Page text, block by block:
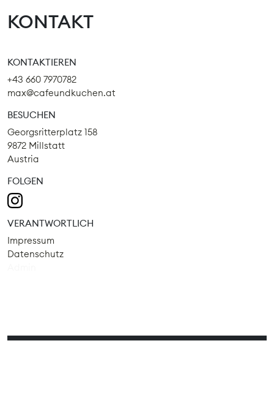
KONTAKT
KONTAKTIEREN
+43 660 7970782
max@cafeundkuchen.at
BESUCHEN
Georgsritterplatz 158
9872 Millstatt
Austria
FOLGEN
VERANTWORTLICH
Impressum
Datenschutz